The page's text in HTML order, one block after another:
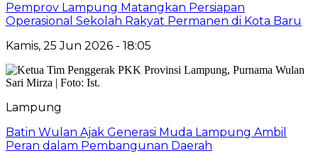
Pemprov Lampung Matangkan Persiapan
Operasional Sekolah Rakyat Permanen di Kota Baru
Kamis, 25 Jun 2026 - 18:05
Lampung
Batin Wulan Ajak Generasi Muda Lampung Ambil
Peran dalam Pembangunan Daerah